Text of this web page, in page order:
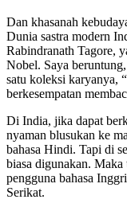
Dan khasanah
Dunia sastra modern
Rabindranath Tagore,
Nobel. Saya
satu koleksi karyanya,
berkesempatan
Di India, jika dapat
nyaman blusukan ke
bahasa Hindi. Tapi di
biasa digunakan.
pengguna bahasa
Serikat.